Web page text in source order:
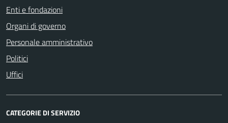
Enti e fondazioni
Organi di governo
Personale amministrativo
Politici
Uffici
CATEGORIE DI SERVIZIO